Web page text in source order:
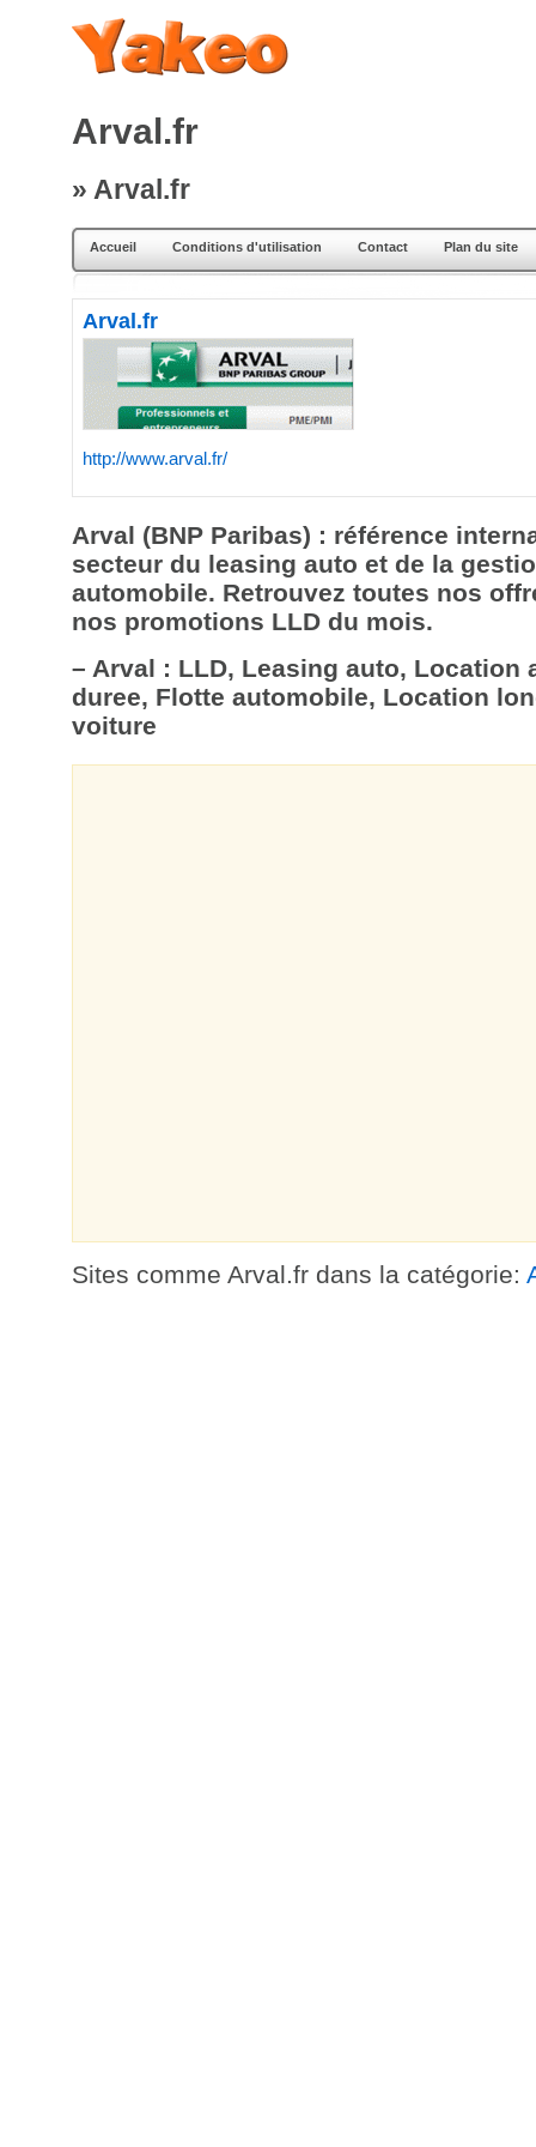
Arval.fr
» Arval.fr
Accueil Conditions d'utilisation Contact Plan du site
Arval.fr
http://www.arval.fr/
Arval (BNP Paribas) : référence
secteur du leasing auto et de la
automobile. Retrouvez toutes nos
nos promotions LLD du mois.
– Arval : LLD, Leasing auto, Location
duree, Flotte automobile, Location
voiture
Sites comme Arval.fr dans la catégorie: